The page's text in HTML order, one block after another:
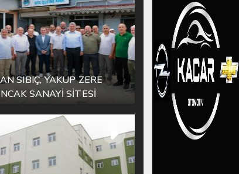
SIBIÇ, YAKUP ZERE
SANAYİ SİTESİ